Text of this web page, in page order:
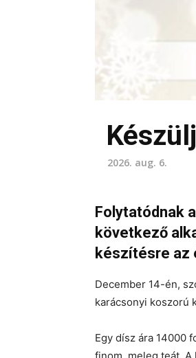
2026. aug. 6.
Folytatódnak
következő
készítésre az
December 14-én,
karácsonyi koszorú
Egy dísz ára 14000